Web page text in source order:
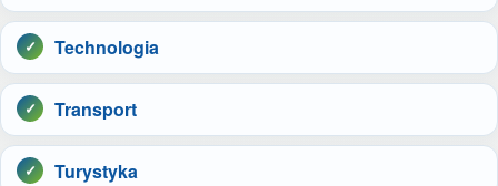
Technologia
Transport
Turystyka